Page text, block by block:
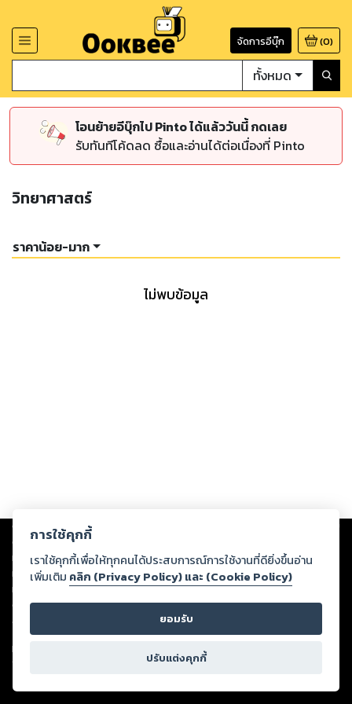
จัดการอีบุ๊ก (0)
ทั้งหมด
โอนย้ายอีบุ๊กไป Pinto ได้แล้ววันนี้ กดเลย
รับทันทีโค้ดลด ซื้อและอ่านได้ต่อเนื่องที่ Pinto
วิทยาศาสตร์
ราคาน้อย-มาก
ไม่พบข้อมูล
Copyright © 2026
ต่อผลงานหรือเนื้อหาใดที่อัปโหลดผ่านเว็บไซต์และปรากฏว่าละเมิดสิทธิใน
ทรัพย์สินทางปัญญาของบุคคลอื่นหรือขัดต่อกฎหมายและศีลธรรม ดังนั้น ผู้อ่าน
ทุกท่านโปรดใช้วิจารณญาณในการกลั่นกรองด้วยตนเอง และหากท่านพบว่าส่วน
หนึ่งส่วนใดขัดต่อกฎหมายและศีลธรรม กรุณาแจ้งมายังบริษัท เพื่อทีมงานจะได้
ดำเนินการในทันที ทั้งนี้ ทางสตอรี่ล็อกขอสงวนลิขสิทธิ์ตามพระราชบัญญัติ
ลิขสิทธิ์ พ.ศ. 2537 (ฉบับล่าสุด)
For support: member@ookbee.com
Version
การใช้คุกกี้
เราใช้คุกกี้เพื่อให้ทุกคนได้ประสบการณ์การใช้งานที่ดียิ่งขึ้นอ่าน
เพิ่มเติม คลิก (Privacy Policy) และ (Cookie Policy)
ยอมรับ
ปรับแต่งคุกกี้